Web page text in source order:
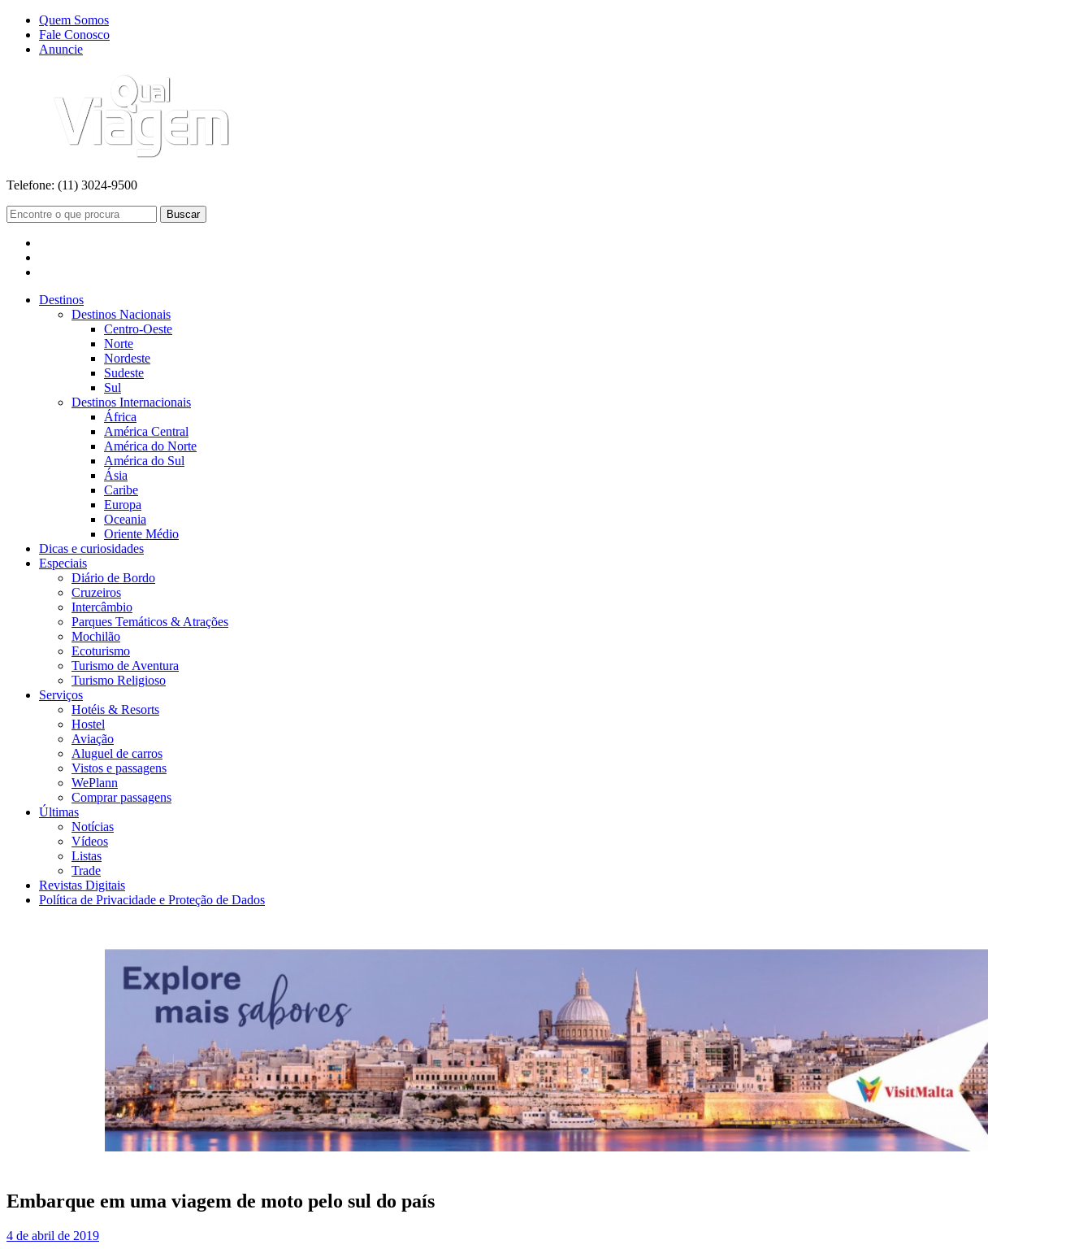
Quem Somos
Fale Conosco
Anuncie
Telefone: (11) 3024-9500
Buscar
Destinos
Destinos Nacionais
Centro-Oeste
Norte
Nordeste
Sudeste
Sul
Destinos Internacionais
África
América Central
América do Norte
América do Sul
Ásia
Caribe
Europa
Oceania
Oriente Médio
Dicas e curiosidades
Especiais
Diário de Bordo
Cruzeiros
Intercâmbio
Parques Temáticos & Atrações
Mochilão
Ecoturismo
Turismo de Aventura
Turismo Religioso
Serviços
Hotéis & Resorts
Hostel
Aviação
Aluguel de carros
Vistos e passagens
WePlann
Comprar passagens
Últimas
Notícias
Vídeos
Listas
Trade
Revistas Digitais
Política de Privacidade e Proteção de Dados
Embarque em uma viagem de moto pelo sul do país
4 de abril de 2019